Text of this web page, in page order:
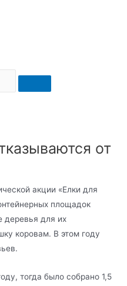
от
акции «Елки для
площадок
деревья для их
коровам. В этом году
тогда было собрано 1,5